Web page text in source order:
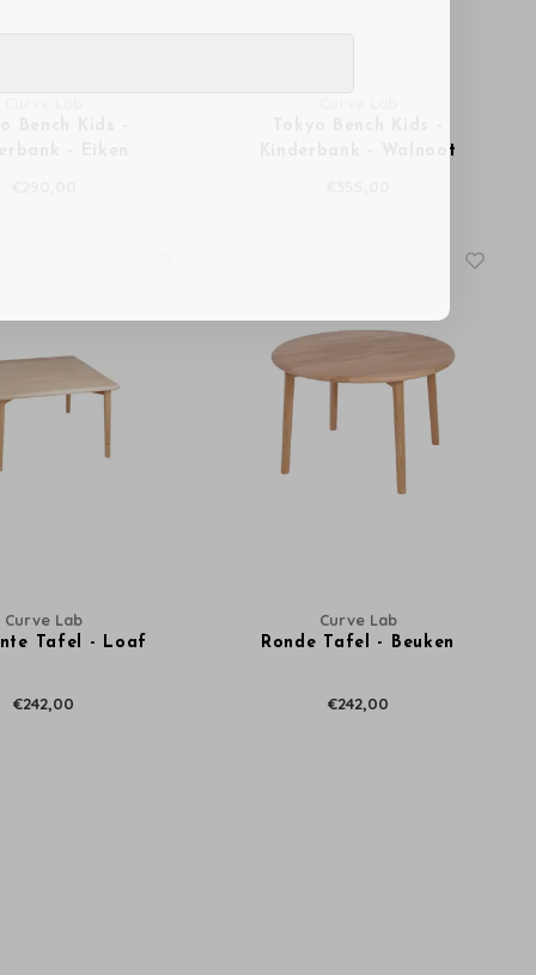
Bench Kids -
Kinderbank - Walnoot
Curve Lab
Tafel - Loaf
€242,00
Curve Lab
Ronde Tafel - Beuken
€242,00